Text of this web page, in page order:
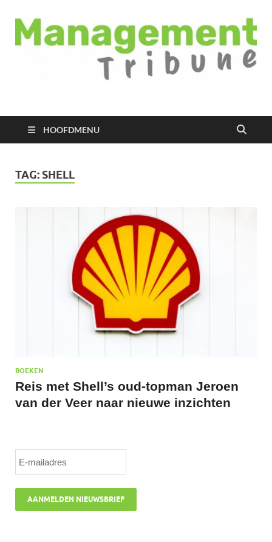
Managementtribune
HOOFDMENU
TAG: SHELL
BOEKEN
Reis met Shell’s oud-topman Jeroen
van der Veer naar nieuwe inzichten